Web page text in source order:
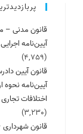
قانون مدنی – مصوب
آیین‌نامه اجرایی
(4,759)
قانون آیین
آیین‌نامه نحوه
اختلافات تجاری
(3,230)
قانون شهرداری –